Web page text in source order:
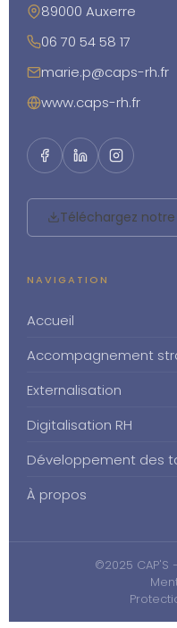
89000 Auxerre
06 70 54 58 17
marie.p@caps-rh.fr
www.caps-rh.fr
Téléchargez
NAVIGATION
Accueil
Accompagnement
Externalisation
Digitalisation RH
Développement des
À propos
©2025